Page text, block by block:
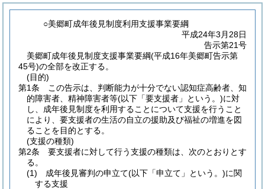
○美郷町成年後見制度利用支援事業要綱
平成24年3月28日
告示第21号
美郷町成年後見制度支援事業要綱(平成16年美郷町告示第
45号)の全部を改正する。
(目的)
第1条
この告示は、判断能力が十分でない認知症高齢者、知
的障害者、精神障害者等(以下「要支援者」という。)に対
し、成年後見制度を利用することについて支援を行うこと
により、要支援者の生活の自立の援助及び福祉の増進を図
ることを目的とする。
(支援の種類)
第2条
要支援者に対して行う支援の種類は、次のとおりとす
る。
(1)
成年後見審判の申立て(以下「申立て」という。)に関
する支援